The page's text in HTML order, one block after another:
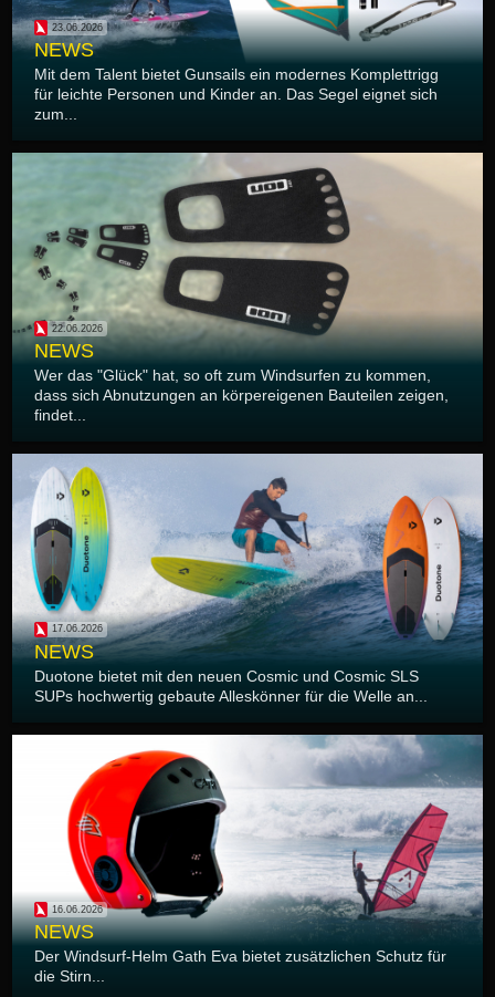
23.06.2026
NEWS
Mit dem Talent bietet Gunsails ein modernes Komplettrigg
für leichte Personen und Kinder an. Das Segel eignet sich
zum...
22.06.2026
NEWS
Wer das "Glück" hat, so oft zum Windsurfen zu kommen,
dass sich Abnutzungen an körpereigenen Bauteilen zeigen,
findet...
17.06.2026
NEWS
Duotone bietet mit den neuen Cosmic und Cosmic SLS
SUPs hochwertig gebaute Alleskönner für die Welle an...
16.06.2026
NEWS
Der Windsurf-Helm Gath Eva bietet zusätzlichen Schutz für
die Stirn...